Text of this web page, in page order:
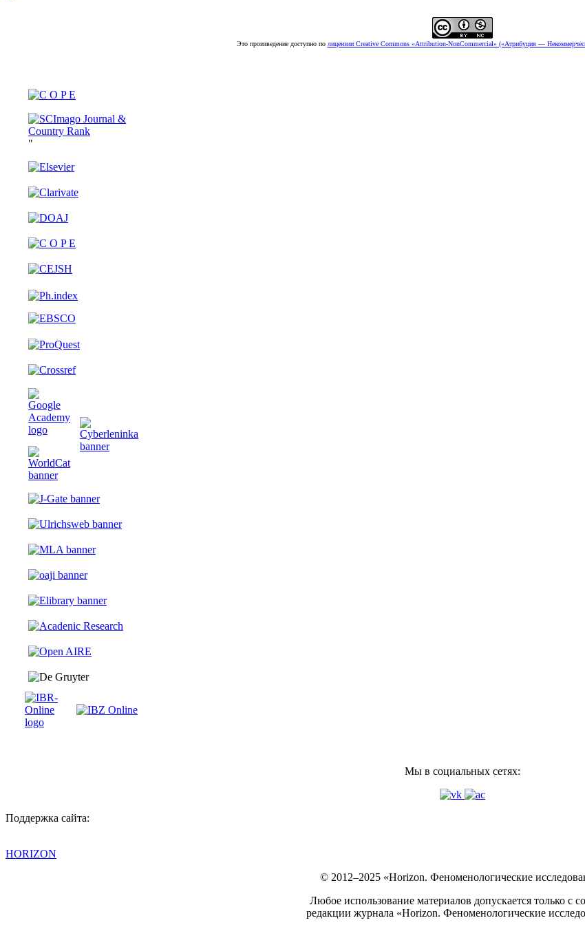
Это произведение доступно по лицензии Creative Commons «Attribution-NonCommercial» («Атрибуция —
"
Мы в социальных сетях:
Поддержка сайта:
HORIZON
© 2012–2025 «Horizon. Феноменологические
Любое использование материалов допускается только с
редакции журнала «Horizon. Феноменологические